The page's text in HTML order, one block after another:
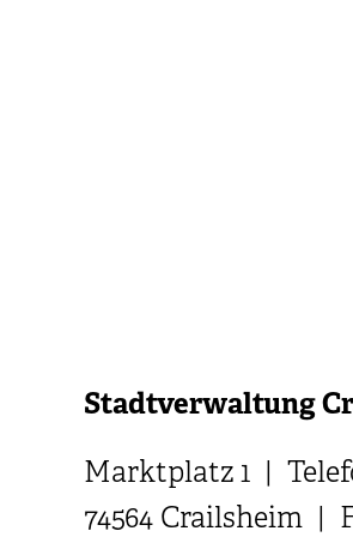
Stadtverwaltung
Marktplatz 1 |
74564 Crailsheim |